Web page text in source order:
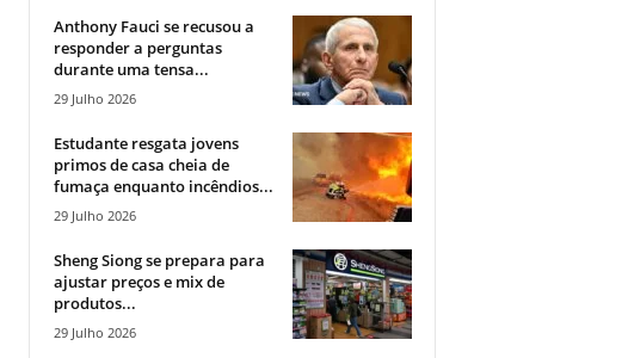
Anthony Fauci se recusou a
responder a perguntas
durante uma tensa...
29 Julho 2026
Estudante resgata jovens
primos de casa cheia de
fumaça enquanto incêndios...
29 Julho 2026
Sheng Siong se prepara para
ajustar preços e mix de
produtos...
29 Julho 2026